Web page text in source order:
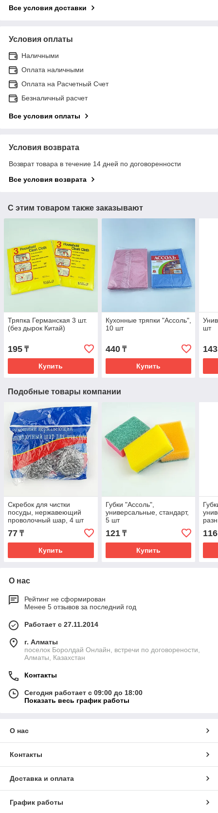
Все условия доставки
Условия оплаты
Наличными
Оплата наличными
Оплата на Расчетный Счет
Безналичный расчет
Все условия оплаты
Условия возврата
Возврат товара в течение 14 дней по договоренности
Все условия возврата
С этим товаром также заказывают
Тряпка Германская 3 шт.
(без дырок Китай)
195 ₸
Купить
Кухонные тряпки "Ассоль",
10 шт
440₸
Купить
шт
143
Подобные товары компании
Скребок для чистки
посуды, нержавеющий
проволочный шар, 4 шт
77 ₸
Купить
Губки "Ассоль",
универсальные, стандарт,
5 шт
121₸
Купить
116
О нас
Рейтинг не сформирован
Менее 5 отзывов за последний год
Работает с 27.11.2014
г. Алматы
поселок Боролдай Онлайн, встречи по договорености,
Алматы, Казахстан
Контакты
Сегодня работает с 09:00 до 18:00
Показать весь график работы
О нас
Контакты
Доставка и оплата
График работы